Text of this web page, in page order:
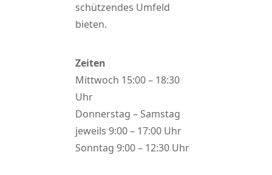
schützendes Umfeld
bieten.
Zeiten
Mittwoch 15:00 – 18:30
Uhr
Donnerstag – Samstag
jeweils 9:00 – 17:00 Uhr
Sonntag 9:00 – 12:30 Uhr